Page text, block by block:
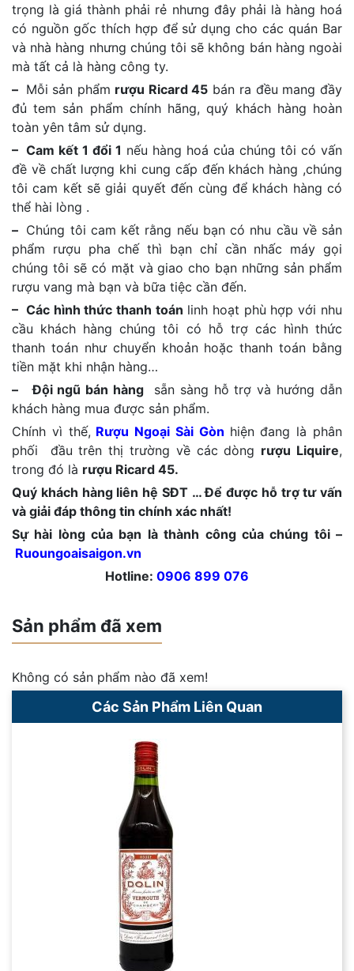
trọng là giá thành phải rẻ nhưng đây phải là hàng hoá
có nguồn gốc thích hợp để sử dụng cho các quán Bar
và nhà hàng nhưng chúng tôi sẽ không bán hàng ngoài
mà tất cả là hàng công ty.
– Mỗi sản phẩm rượu Ricard 45 bán ra đều mang đầy
đủ tem sản phẩm chính hãng, quý khách hàng hoàn
toàn yên tâm sử dụng.
– Cam kết 1 đổi 1 nếu hàng hoá của chúng tôi có vấn
đề về chất lượng khi cung cấp đến khách hàng ,chúng
tôi cam kết sẽ giải quyết đến cùng để khách hàng có
thể hài lòng .
– Chúng tôi cam kết rằng nếu bạn có nhu cầu về sản
phẩm rượu pha chế thì bạn chỉ cần nhấc máy gọi
chúng tôi sẽ có mặt và giao cho bạn những sản phẩm
rượu vang mà bạn và bữa tiệc cần đến.
– Các hình thức thanh toán linh hoạt phù hợp với nhu
cầu khách hàng chúng tôi có hỗ trợ các hình thức
thanh toán như chuyển khoản hoặc thanh toán bằng
tiền mặt khi nhận hàng…
– Đội ngũ bán hàng
sẵn sàng hỗ trợ và hướng dẫn
khách hàng mua được sản phẩm.
Chính vì thế, Rượu Ngoại Sài Gòn hiện đang là phân
phối đầu trên thị trường về các dòng rượu Liquire,
trong đó là rượu Ricard 45.
Quý khách hàng liên hệ SĐT … Để được hỗ trợ tư vấn
và giải đáp thông tin chính xác nhất!
Sự hài lòng của bạn là thành công của chúng tôi –
Ruoungoaisaigon.vn
Hotline: 0906 899 076
Sản phẩm đã xem
Không có sản phẩm nào đã xem!
Các Sản Phẩm Liên Quan